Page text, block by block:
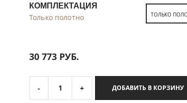
КОМПЛЕКТАЦИЯ
Только полотно ТОЛЬКО
30 773 РУБ.
- 1 + ДОБАВИТЬ В КОРЗИНУ